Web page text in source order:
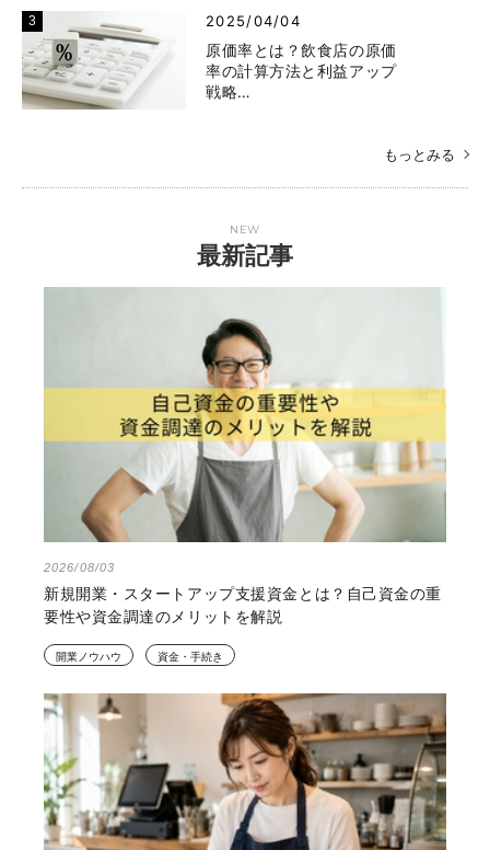
2025/04/04
原価率とは？飲食店の原価
率の計算方法と利益アップ
戦略…
もっとみる
NEW
最新記事
2026/08/03
新規開業・スタートアップ支援資金とは？自己資金の重
要性や資金調達のメリットを解説
開業ノウハウ 資金・手続き